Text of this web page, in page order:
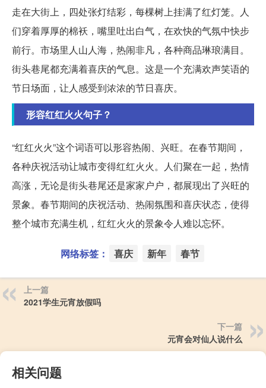
走在大街上，四处张灯结彩，每棵树上挂满了红灯笼。人
们穿着厚厚的棉袄，嘴里吐出白气，在欢快的气氛中快步
前行。市场里人山人海，热闹非凡，各种商品琳琅满目。
街头巷尾都充满着喜庆的气息。这是一个充满欢声笑语的
节日场面，让人感受到浓浓的节日喜庆。
形容红红火火句子？
“红红火火”这个词语可以形容热闹、兴旺。在春节期间，
各种庆祝活动让城市变得红红火火。人们聚在一起，热情
高涨，无论是街头巷尾还是家家户户，都展现出了兴旺的
景象。春节期间的庆祝活动、热闹氛围和喜庆状态，使得
整个城市充满生机，红红火火的景象令人难以忘怀。
网络标签： 喜庆 新年 春节
上一篇
2021学生元宵放假吗
下一篇
元宵会对仙人说什么
相关问题